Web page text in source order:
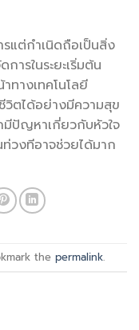
รแต่กำเนิดถือเป็นสิ่ง
ารในระยะเริ่มต้น
ทางเทคโนโลยี
วิตได้อย่างมีความสุข
ปัญหาเกี่ยวกับหัวใจ
วงทีอาจช่วยได้มาก
the permalink.